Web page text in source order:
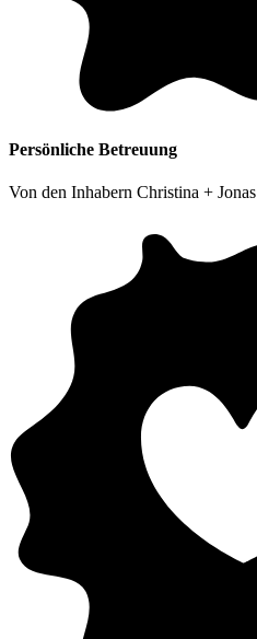
Persönliche Betreuung
Von den Inhabern Christina + Jonas